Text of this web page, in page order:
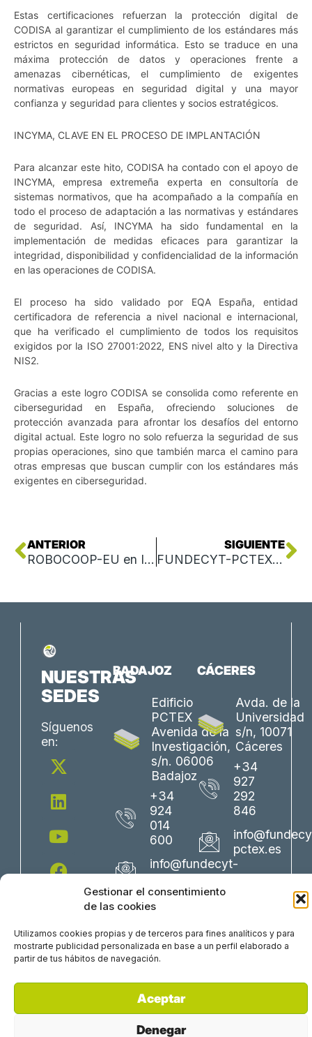
Gestionar el consentimiento
de las cookies
Utilizamos cookies propias y de terceros para fines analíticos y para
mostrarte publicidad personalizada en base a un perfil elaborado a
partir de tus hábitos de navegación.
Aceptar
Denegar
Estas certificaciones refuerzan la protección digital de
CODISA al garantizar el cumplimiento de los estándares más
estrictos en seguridad informática. Esto se traduce en una
máxima protección de datos y operaciones frente a
amenazas cibernéticas, el cumplimiento de exigentes
normativas europeas en seguridad digital y una mayor
confianza y seguridad para clientes y socios estratégicos.
INCYMA, CLAVE EN EL PROCESO DE IMPLANTACIÓN
Para alcanzar este hito, CODISA ha contado con el apoyo de
INCYMA, empresa extremeña experta en consultoría de
sistemas normativos, que ha acompañado a la compañía en
todo el proceso de adaptación a las normativas y estándares
de seguridad. Así, INCYMA ha sido fundamental en la
implementación de medidas eficaces para garantizar la
integridad, disponibilidad y confidencialidad de la información
en las operaciones de CODISA.
El proceso ha sido validado por EQA España, entidad
certificadora de referencia a nivel nacional e internacional,
que ha verificado el cumplimiento de todos los requisitos
exigidos por la ISO 27001:2022, ENS nivel alto y la Directiva
NIS2.
Gracias a este logro CODISA se consolida como referente en
ciberseguridad en España, ofreciendo soluciones de
protección avanzada para afrontar los desafíos del entorno
digital actual. Este logro no solo refuerza la seguridad de sus
propias operaciones, sino que también marca el camino para
otras empresas que buscan cumplir con los estándares más
exigentes en ciberseguridad.
ANTERIOR
ROBOCOOP-EU en IBEROVINAC: descubre cómo transformar subproductos en biocompuestos
SIGUIENTE
FUNDECYT-PCTEX lanza la segunda convocatoria Up2Circ con hasta 50.000 euros para la transición de pymes extremeñas hacia la circularidad
NUESTRAS
SEDES
Síguenos
en:
X
-
t
w
i
t
t
e
L
i
n
k
e
d
i
n
Y
o
u
t
u
b
e
F
a
c
e
b
o
o
k
I
n
s
t
a
g
r
a
BADAJOZ
Edificio
PCTEX
Avenida de la
Investigación,
s/n. 06006
Badajoz
+34
924
014
600
info@fundecyt-
pctex.es
CÁCERES
Avda. de la
Universidad
s/n, 10071
Cáceres
+34
927
292
846
pctex.es
Perfil del Contratante
Política Corporativa